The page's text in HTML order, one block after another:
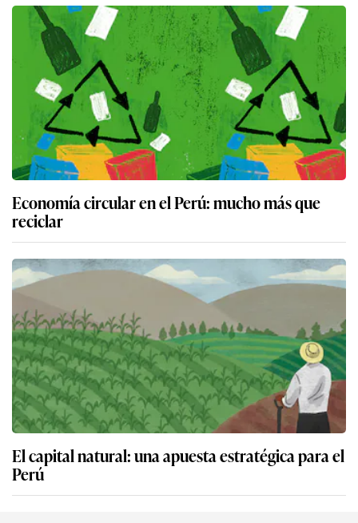
Economía circular en el Perú: mucho más que
reciclar
El capital natural: una apuesta estratégica para el
Perú